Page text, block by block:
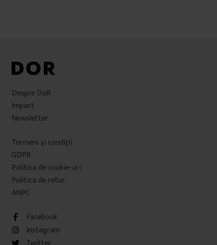
Despre DoR
Impact
Newsletter
Termeni şi condiţii
GDPR
Politica de cookie-uri
Politica de retur
ANPC
Facebook
Instagram